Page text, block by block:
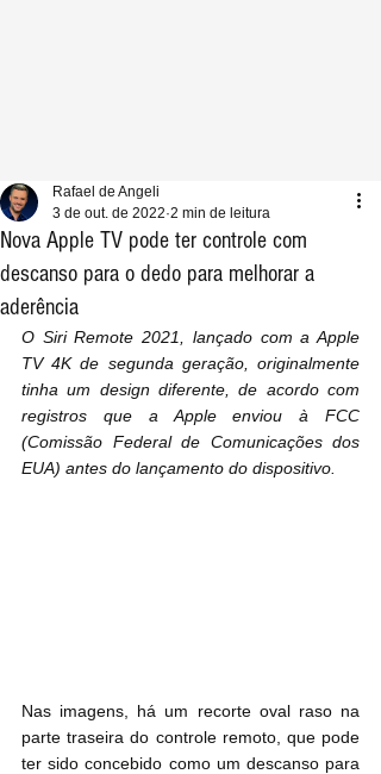
Nova Apple TV pode ter controle com
descanso para o dedo para melhorar a
aderência
Rafael de Angeli
3 de out. de 2022 2 min de leitura
O Siri Remote 2021, lançado com a Apple
TV 4K de segunda geração, originalmente
tinha um design diferente, de acordo com
registros que a Apple enviou à FCC
(Comissão Federal de Comunicações dos
EUA) antes do lançamento do dispositivo.
Nas imagens, há um recorte oval raso na
parte traseira do controle remoto, que pode
ter sido concebido como um descanso para